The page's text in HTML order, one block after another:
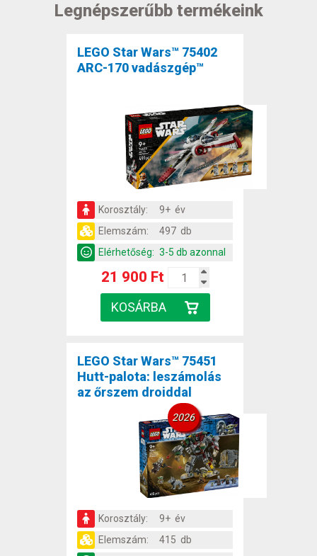
Legnépszerűbb termékeink
LEGO Star Wars™ 75402
ARC-170 vadászgép™
Korosztály:
9+ év
Elemszám:
497 db
Elérhetőség: 3-5 db azonnal
21 900 Ft
LEGO Star Wars™ 75451
Hutt-palota: leszámolás
az őrszem droiddal
2026
Korosztály:
9+ év
Elemszám:
415 db